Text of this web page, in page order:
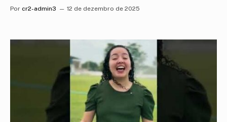
Por cr2-admin3 12 de dezembro de 2025